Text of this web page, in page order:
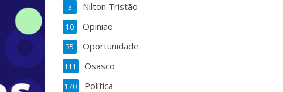
Nilton Tristão
3
Opinião
10
Oportunidade
35
Osasco
111
Política
170